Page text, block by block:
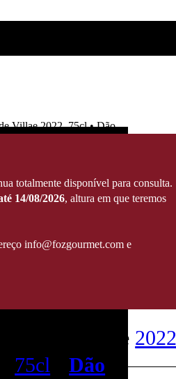
Villae 2022, 75cl • Dão
totalmente disponível para consulta.
14/08/2026, altura em que teremos
info@fozgourmet.com e
Grande Villae 2022
75cl •Dão